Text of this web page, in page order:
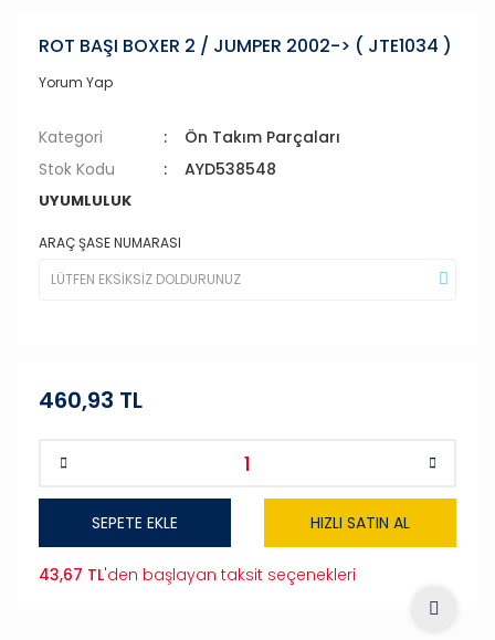
ROT BAŞI BOXER 2 / JUMPER 2002-> ( JTE1034 )
Yorum Yap
Kategori
Ön Takım Parçaları
Stok Kodu
AYD538548
UYUMLULUK
ARAÇ ŞASE NUMARASI
460,93 TL
SEPETE EKLE HIZLI SATIN AL
43,67 TL'den başlayan taksit seçenekleri